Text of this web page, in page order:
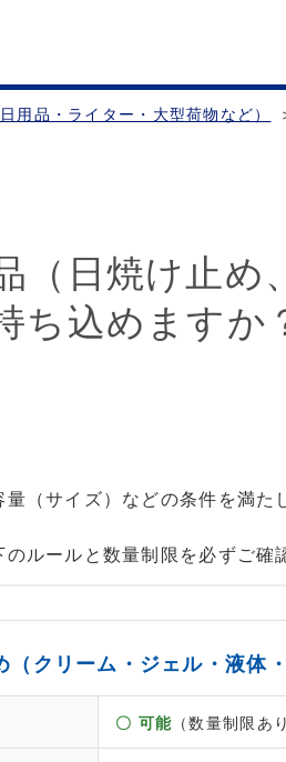
用品・ライター・大型荷物など）
（日焼け止め
ち込めますか
（サイズ）などの条件を満
ルールと数量制限を必ずご確
クリーム・ジェル・液体・
〇 可能 （数量制限あり